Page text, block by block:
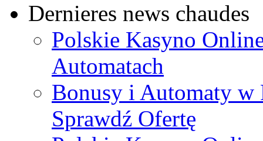
Dernieres news chaudes
Polskie Kasyno
Automatach
Bonusy i Automaty w
Sprawdź Ofertę